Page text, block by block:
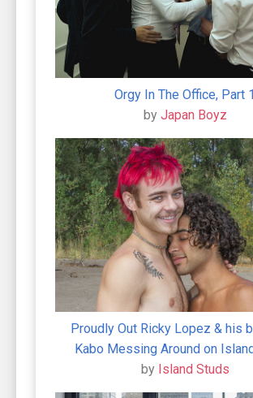
Orgy In The Office, Part 1
by Japan Boyz
Proudly Out Ricky Lopez & his
Kabo Messing Around on
by Island Studs